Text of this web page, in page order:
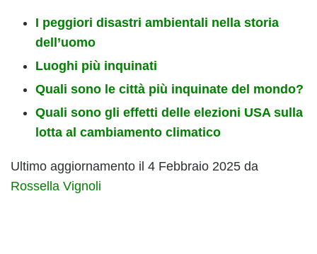
I peggiori disastri ambientali nella storia
dell’uomo
Luoghi più inquinati
Quali sono le città più inquinate del mondo?
Quali sono gli effetti delle elezioni USA sulla
lotta al cambiamento climatico
Ultimo aggiornamento il 4 Febbraio 2025 da
Rossella Vignoli